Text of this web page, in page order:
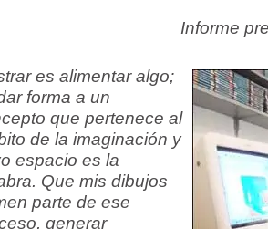
Informe
es alimentar algo;
forma a un
que pertenece al
de la imaginación y
espacio es la
Que mis dibujos
parte de ese
generar